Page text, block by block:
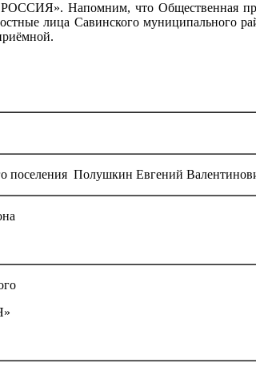
Напомним, что Общественная
лица Савинского муниципального
поселения Полушкин Евгений